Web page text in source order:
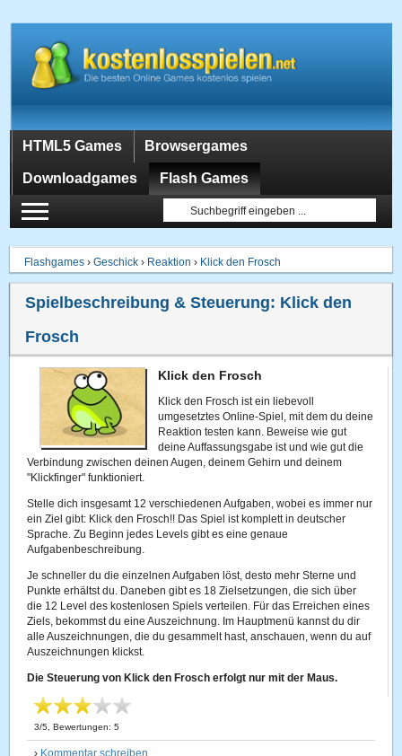
HTML5 Games Browsergames
Downloadgames Flash Games
Flashgames ›Geschick › Reaktion › Klick den Frosch
Spielbeschreibung & Steuerung: Klick den
Frosch
Klick den Frosch
Klick den Frosch ist ein liebevoll
umgesetztes Online-Spiel, mit dem du deine
Reaktion testen kann. Beweise wie gut
deine Auffassungsgabe ist und wie gut die
Verbindung zwischen deinen Augen, deinem Gehirn und deinem
"Klickfinger" funktioniert.
Stelle dich insgesamt 12 verschiedenen Aufgaben, wobei es immer nur
ein Ziel gibt: Klick den Frosch!! Das Spiel ist komplett in deutscher
Sprache. Zu Beginn jedes Levels gibt es eine genaue
Aufgabenbeschreibung.
Je schneller du die einzelnen Aufgaben löst, desto mehr Sterne und
Punkte erhältst du. Daneben gibt es 18 Zielsetzungen, die sich über
die 12 Level des kostenlosen Spiels verteilen. Für das Erreichen eines
Ziels, bekommst du eine Auszeichnung. Im Hauptmenü kannst du dir
alle Auszeichnungen, die du gesammelt hast, anschauen, wenn du auf
Auszeichnungen klickst.
Die Steuerung von Klick den Frosch erfolgt nur mit der Maus.
3/5 , Bewertungen:5
› Kommentar schreiben